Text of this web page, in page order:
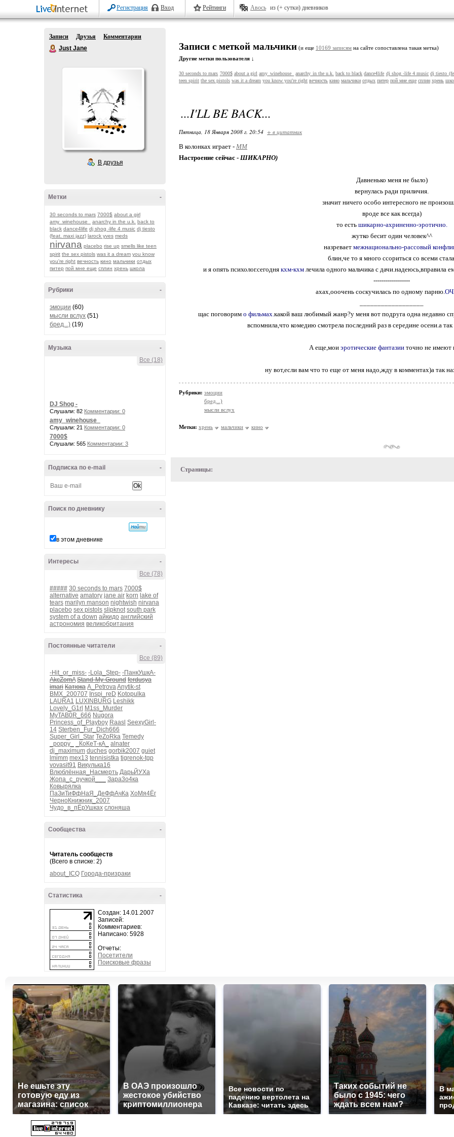
Регистрация Вход Рейтинги Авось из (+ сутки) дневников
Записи Друзья
Комментарии
Just Jane
В друзья
-
Метки
30 seconds to mars 7000$ about a girl
amy_winehouse_
anarchy in the u.k. back to
black dance4life dj shog -life 4 music dj tiesto
(feat. maxi jazz) larock yves meds
nirvana placebo rise up smells like teen
spirit the sex pistols was it a dream you know
you're right вечность кино мальчики отдых
питер пой мне еще сплин хрень школа
-
Рубрики
эмоции (60)
мысли вслух (51)
бред...) (19)
-
Музыка
Все (18)
DJ Shog -
Слушали: 82 Комментарии: 0
amy_winehouse_
Слушали: 21 Комментарии: 0
7000$
Слушали: 565 Комментарии: 3
-
Подписка по e-mail
-
Поиск по дневнику
в этом дневнике
-
Интересы
Все (78)
##### 30 seconds to mars 7000$
alternative amatory jane air korn lake of
tears marilyn manson nightwish nirvana
placebo sex pistols slipknot south park
system of a down айкидо английский
астрономия великобритания
-
Постоянные читатели
Все (89)
-Hit_or_miss- -Lola_Step- -ПанкУшкА-
AkcZomA Stand-My-Ground ferdusya
imari Катюка A_PetrovaAnytik-st
BMX_200707 Inspi_reD Kotopulka
LAURA1 LUXINBURG Leshikk
Lovely_G1rl M1ss_Murder
MyTAB0R_666 Nugora
Princess_of_Playboy Raasl SeexyGirl-
14 Sterben_Fur_Dich666
Super_Girl_Star TeZoRka Temedy
_poppy_
_КоКеТ-кА_
alnater
dj_maximum duches gorbik2007 guiet
lmimm mex13 tennisistka tigrenok-tgp
vovasit91 Викулька16
Влюблённая_Насмерть ДарьЙУХа
Жопа_с_ручкой___
Зара3о4ка
Ковырялка
ПаЗиТиФфНаЯ_ДеФфАчКа ХоМя4Ёг
ЧерноКнижник_2007
Чудо_в_пЁрУшках слоняша
-
Сообщества
Читатель сообществ
(Всего в списке: 2)
about_ICQ Города-призраки
-
Статистика
Создан: 14.01.2007
Записей:
Комментариев:
Написано: 5928
Отчеты:
Посетители
Поисковые фразы
Записи с меткой мальчики (и еще 10169 записям на сайте сопоставлена такая метка)
Другие метки пользователя ↓
30 seconds to mars 7000$ about a girl amy_winehouse_ anarchy in the u.k. back to black dance4life dj shog -life 4 music dj tiesto
teen spirit the sex pistols was it a dream you know you're right вечность кино мальчики отдых питер пой мне еще сплин хрень
...I'LL BE BACK...
Пятница, 18 Января 2008 г. 20:54 + в цитатник
В колонках играет - MM
Настроение сейчас - ШИКАРНО)
Давненько меня не было)
вернулась ради приличия.
значит ничего особо интересного не
вроде все как всегда)
то есть шикарно-ахриненно-эротично.
жутко бесит один человек^^
назревает межнационально-рассовый
блин,че то я много ссориться со всеми
и я опять психолог.сегодня кхм-кхм лечила одного мальчика с дачи.надеюсь,вправила
------------------
ахах,ооочень соскучилась по одному парню.
щас поговорим о фильмах.какой ваш любимый жанр?у меня вот подруга одна недавно
вспомнила,что комедию смотрела последний раз в середине осени.а
А еще,мои эротические фантазии точно не имеют
ну вот,если вам что то еще от меня надо,жду в комментах)а так
Рубрики: эмоции
бред...)
мысли вслух
Метки: хрень мальчики кино
Страницы:
Не ешьте эту
готовую еду из
магазина: список
В ОАЭ произошло
жестокое убийство
криптомиллионера
Все новости по
падению вертолета на
Кавказе: читать здесь
Таких событий не
было с 1945: чего
ждать всем нам?
В